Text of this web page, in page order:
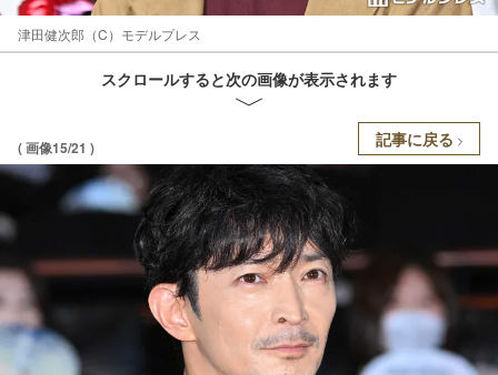
津田健次郎（C）モデルプレス
スクロールすると次の画像が表示されます
( 画像15/21 ) 記事に戻る